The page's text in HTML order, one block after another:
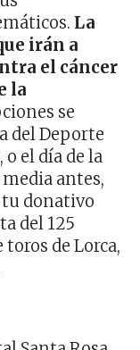
La
irán a
el cáncer
la
se
del Deporte
o el día de la
antes,
tu donativo
del 125
de Lorca,